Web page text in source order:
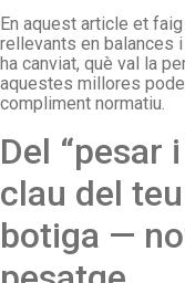
En aquest article et
rellevants en balances
ha canviat, què val la
aquestes millores
compliment normatiu.
Del “pesar
clau del
botiga —